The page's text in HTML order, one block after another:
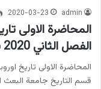
admin
2020-03-23
المحاضرة الاولى
الفصل الثاني 2020 قسم التاريخ جامعة البعث
قسم التاريخ جامعة البعث